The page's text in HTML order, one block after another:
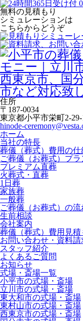
無料の見積もり
シミュレーションは
こちらからどうぞ
住所
〒187-0034
東京都小平市栄町2-29-
hinode-
ホーム
当社の特長
葬儀（葬式）費用の仕
ご葬儀（お葬式）プ
プレミアム直葬
火葬式・直葬
1日葬
家族葬
一般葬
ご葬儀（お葬式）の流
生前相談
会社案内
葬儀（葬式）費用見
お問い合わせ・資料請
スタッフ紹介
よくあるご質問
お知らせ
式場・斎場一覧
小平市の式場・斎場
立川市の式場・斎場
東大和市の式場・斎場
東村山市の式場・斎場
西東京市の式場・斎場